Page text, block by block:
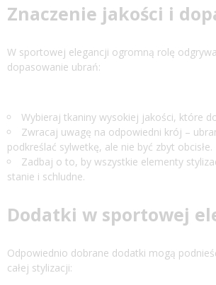
Znaczenie jakości i
W sportowej elegancji ogromną rolę
dopasowanie ubrań:
Wybieraj tkaniny wysokiej jakości, które
Zwracaj uwagę na odpowiedni krój –
podkreślać sylwetkę, ale nie być zbyt obcisłe.
Zadbaj o to, by wszystkie elementy
stanie i schludne.
Dodatki w sportowej
Odpowiednio dobrane dodatki mogą
całej stylizacji: